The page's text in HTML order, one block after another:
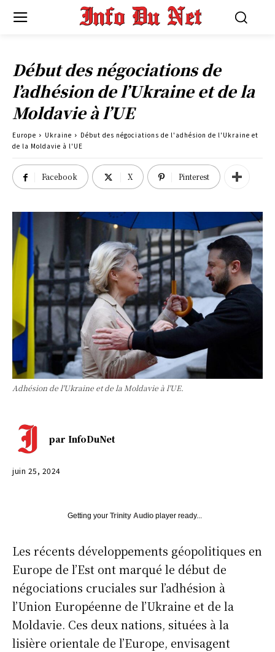
Début des négociations de
l’adhésion de l’Ukraine et de la
Moldavie à l’UE
Europe Ukraine
Début des négociations de l'adhésion de l'Ukraine et
de la Moldavie à l'UE
Facebook X Pinterest
Adhésion de l'Ukraine et de la Moldavie à l'UE.
par InfoDuNet
juin 25, 2024
Getting your Trinity Audio player ready...
Les récents développements géopolitiques en
Europe de l’Est ont marqué le début de
négociations cruciales sur l’adhésion à
l’Union Européenne de l’Ukraine et de la
Moldavie. Ces deux nations, situées à la
lisière orientale de l’Europe, envisagent